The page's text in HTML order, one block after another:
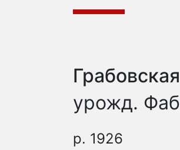
урожд.
р. 1926